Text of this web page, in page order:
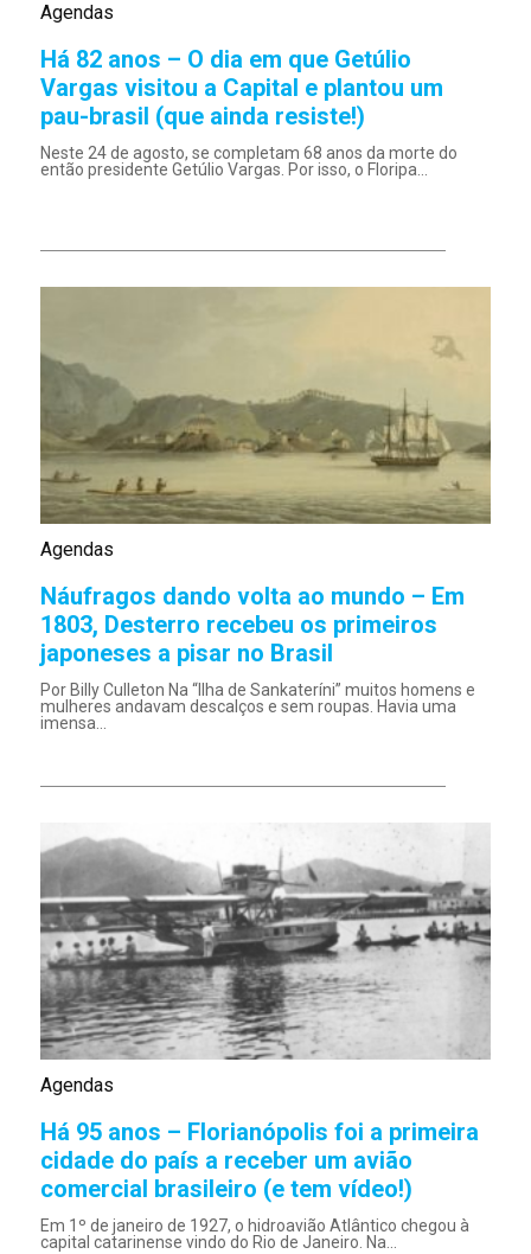
Agendas
Há 82 anos – O dia em que Getúlio
Vargas visitou a Capital e plantou um
pau-brasil (que ainda resiste!)
Neste 24 de agosto, se completam 68 anos da morte do
então presidente Getúlio Vargas. Por isso, o Floripa...
Agendas
Náufragos dando volta ao mundo – Em
1803, Desterro recebeu os primeiros
japoneses a pisar no Brasil
Por Billy Culleton Na “Ilha de Sankateríni” muitos homens e
mulheres andavam descalços e sem roupas. Havia uma
imensa...
Agendas
Há 95 anos – Florianópolis foi a primeira
cidade do país a receber um avião
comercial brasileiro (e tem vídeo!)
Em 1º de janeiro de 1927, o hidroavião Atlântico chegou à
capital catarinense vindo do Rio de Janeiro. Na...